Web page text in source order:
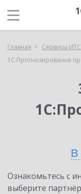
Главная Сервисы ИТС
1С:Прогнозирование
Ознакомьтесь с
выберите